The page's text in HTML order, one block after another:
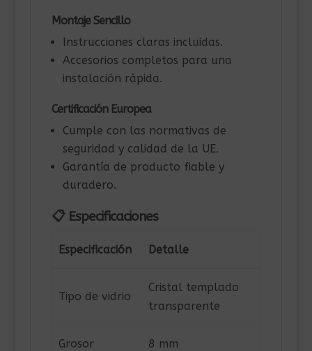
Montaje Sencillo
Instrucciones claras incluidas.
Accesorios completos para una
instalación rápida.
Certificación Europea
Cumple con las normativas de
seguridad y calidad de la UE.
Garantía de producto fiable y
duradero.
📋 Especificaciones
Especificación Detalle
Tipo de vidrio
Cristal templado
transparente
Grosor 8 mm